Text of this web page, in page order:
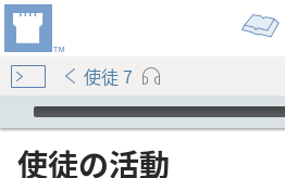
使徒 7
Audio Player
使徒​の​活動